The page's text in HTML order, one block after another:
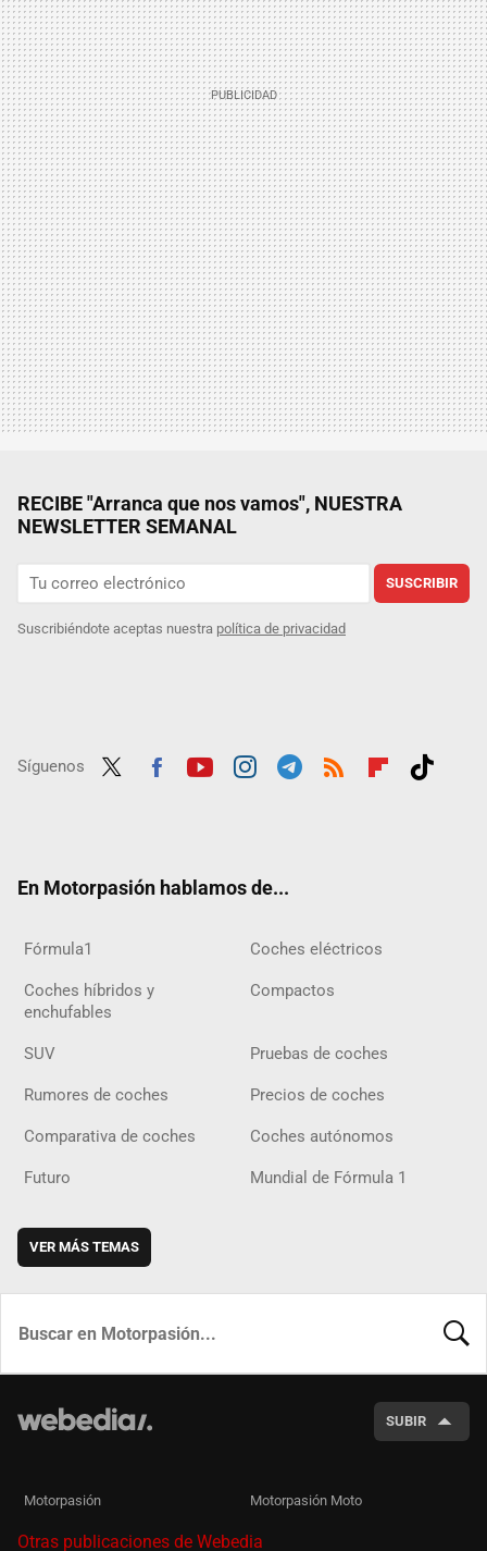
RECIBE "Arranca que nos vamos", NUESTRA
NEWSLETTER SEMANAL
SUSCRIBIR
Suscribiéndote aceptas nuestra política de privacidad
Síguenos
En Motorpasión hablamos de...
Fórmula1 Coches eléctricos
Coches híbridos y
enchufables
Compactos
SUV Pruebas de coches
Rumores de coches Precios de coches
Comparativa de coches Coches autónomos
Futuro Mundial de Fórmula 1
VER MÁS TEMAS
SUBIR
Motorpasión Motorpasión Moto
Otras publicaciones de Webedia